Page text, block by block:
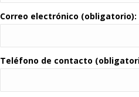
Correo electrónico (obligatorio):
Teléfono de contacto